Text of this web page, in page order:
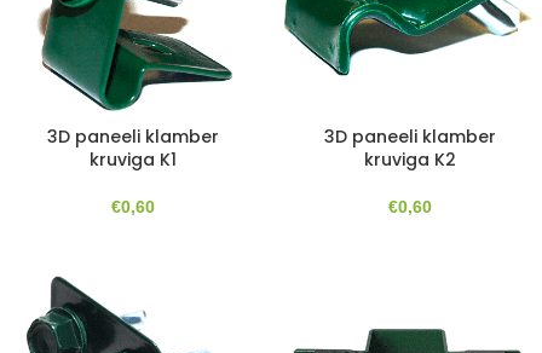
3D paneeli klamber
kruviga K1
€0,60
3D paneeli klamber
kruviga K2
€0,60